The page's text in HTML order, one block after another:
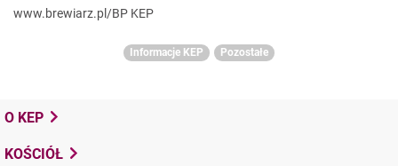
www.brewiarz.pl/BP KEP
Informacje KEP Pozostałe
O KEP
KOŚCIÓŁ